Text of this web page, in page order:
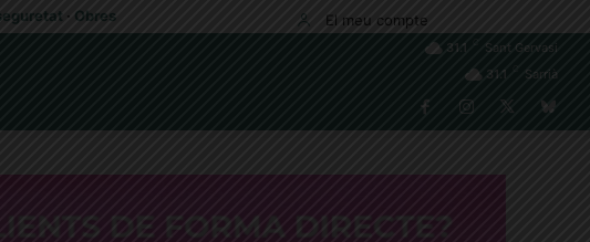
· Obres El meu compte
31.1
Sant Gervasi
31.1
Sarrià